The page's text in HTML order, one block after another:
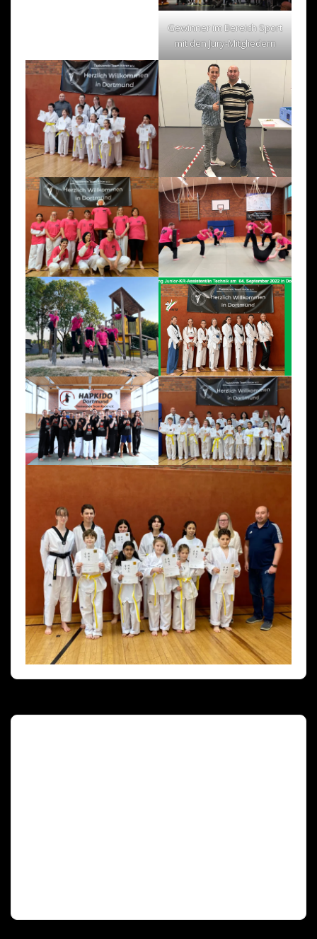
Gewinner im Bereich Sport
mit den Jury-Mitgliedern